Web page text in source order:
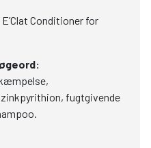
Conditioner for
fugtgivende